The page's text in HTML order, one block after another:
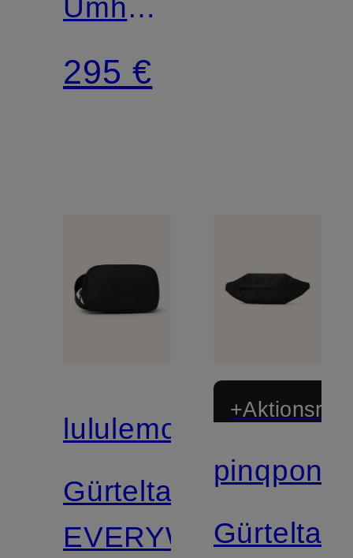
Umhängetasche
tragbar
295 €
lululemon
Gürteltasche
EVERYWHERE
Zertifiziert
pinqponq